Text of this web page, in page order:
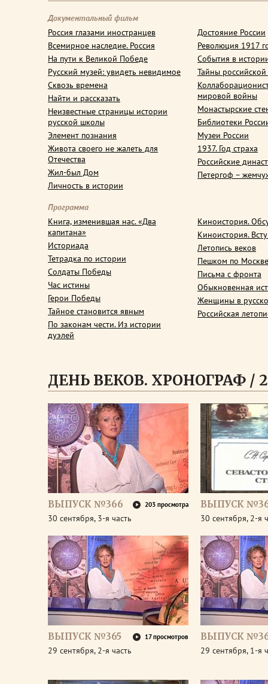
Документальный фильм
Россия глазами иностранцев
Всемирное наследие. Россия
На пути к Великой Победе
Русский музей: увидеть невидимое
Сквозь времена
Найти и рассказать
Неизвестные страницы истории
русской школы
Элемент познания
Живота своего не жалеть для
Отечества
Жил-был Дом
Личность в истории
Достояние России
Революция 1917
События в
Тайны
мировой войны
Монастырские
Библиотеки
Музеи России
1937. Год страха
Российские
Петергоф –
Программа
Книга, изменившая нас. «Два
капитана»
Историада
Тетрадка по истории
Солдаты Победы
Час истины
Герои Победы
Тайное становится явным
По законам чести. Из истории
дуэлей
Киноистория.
Киноистория.
Летопись веков
Пешком по Москве
Письма с фронта
Обыкновенная
Женщины в
Российская
ДЕНЬ ВЕКОВ. ХРОНОГРАФ /
ВЫПУСК №366 203 просмотра
30 сентября, 3-я часть
ВЫПУСК
30 сентября, 2-я
ВЫПУСК №365 17 просмотров
29 сентября, 2-я часть
ВЫПУСК
29 сентября, 1-я